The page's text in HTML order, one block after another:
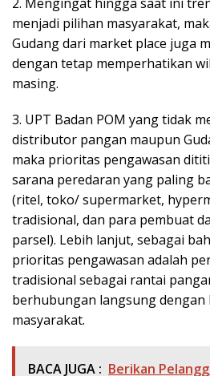
2. Mengingat hingga saat ini
menjadi pilihan masyarakat,
Gudang dari market place juga
dengan tetap memperhatikan
masing.
3. UPT Badan POM yang tidak
distributor pangan maupun
maka prioritas pengawasan
sarana peredaran yang paling
(ritel, toko/ supermarket,
tradisional, dan para pembuat
parsel). Lebih lanjut, sebagai
prioritas pengawasan adalah
tradisional sebagai rantai
berhubungan langsung dengan
masyarakat.
BACA JUGA : Berikan